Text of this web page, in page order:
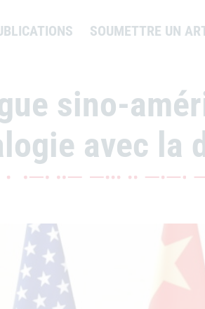
SOUMETTRE UN
sino-
avec la